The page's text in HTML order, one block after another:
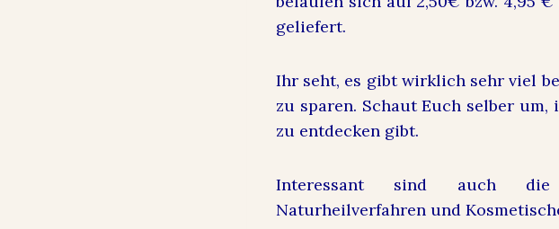
geliefert.
Ihr seht, es gibt wirklich sehr viel
zu sparen. Schaut Euch selber
zu entdecken gibt.
Interessant sind auch die
Naturheilverfahren und